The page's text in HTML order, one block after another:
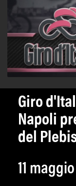
Giro
Napoli
del
11